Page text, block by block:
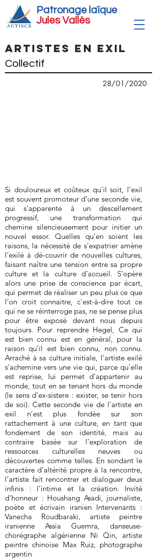
Patronage laïque
Jules Vallès
Artistes en exil
Collectif
28/01/2020
Si douloureux et coûteux qu’il soit, l’exil
est souvent promoteur d’une seconde vie,
qui s’apparente à un descellement
progressif, une transformation qui
chemine silencieusement pour initier un
nouvel essor. Quelles qu’en soient les
raisons, la nécessité de s’expatrier amène
l’exilé à dé-couvrir de nouvelles cultures,
faisant naître une tension entre sa propre
culture et la culture d’accueil. S'opère
alors une prise de conscience par écart,
qui permet de réaliser un peu plus ce que
l’on croit connaitre, c'est-à-dire tout ce
qui ne se réinterroge pas, ne se pense plus
pour être exposé devant nous depuis
toujours. Pour reprendre Hegel, Ce qui
est bien connu est en général, pour la
raison qu’il est bien connu, non connu.
Arraché à sa culture initiale, l’artiste exilé
s'achemine vers une vie qui, parce qu’elle
est reprise, lui permet d’appartenir au
monde, tout en se tenant hors du monde
(le sens d’ex-sistere : exister, se tenir hors
de soi). Cette seconde vie de l’artiste en
exil n’est plus fondée sur son
rattachement à une culture, en tant que
fondement de son identité, mais au
contraire basée sur l’exploration de
ressources culturelles neuves ou
découvertes comme telles. En sondant le
caractère d’altérité propre à la rencontre,
l’artiste fait rencontrer et dialoguer deux
infinis : l’intime et la création. Invité
d'honneur : Houshang Asadi, journaliste,
poète et écrivain iranien Intervenants :
Vanecha Roudbaraki, artiste peintre
iranienne Assia Guemra, danseuse-
chorégraphe algérienne Ni Qin, artiste
peintre chinoise Max Ruiz, photographe
argentin